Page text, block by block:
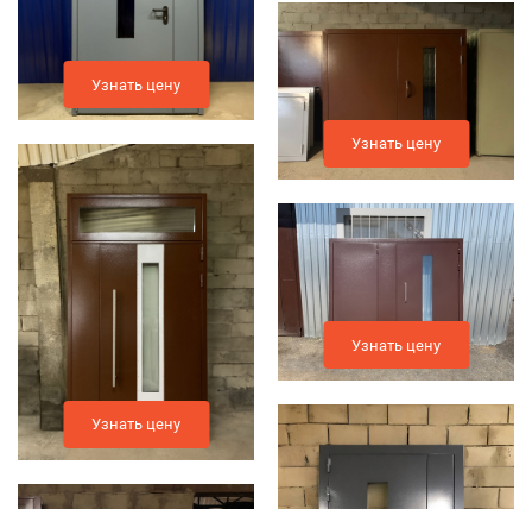
Узнать цену
Узнать цену
Узнать цену
Узнать цену